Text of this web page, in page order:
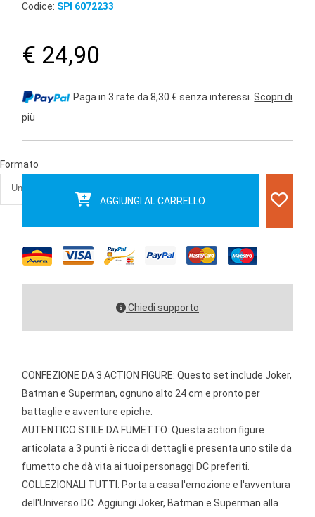
Codice: SPI 6072233
€ 24,90
Paga in 3 rate da 8,30 € senza interessi.Scopri di
più
Formato
AGGIUNGI AL CARRELLO
Chiedi supporto
CONFEZIONE DA 3 ACTION FIGURE: Questo set include Joker,
Batman e Superman, ognuno alto 24 cm e pronto per
battaglie e avventure epiche.
AUTENTICO STILE DA FUMETTO: Questa action figure
articolata a 3 punti è ricca di dettagli e presenta uno stile da
fumetto che dà vita ai tuoi personaggi DC preferiti.
COLLEZIONALI TUTTI: Porta a casa l'emozione e l'avventura
dell'Universo DC. Aggiungi Joker, Batman e Superman alla